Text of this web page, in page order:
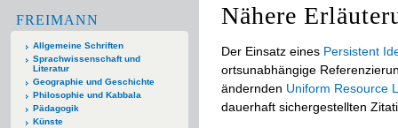
FREIMANN
Allgemeine Schriften
Sprachwissenschaft und
Literatur
Geographie und Geschichte
Philosophie und Kabbala
Pädagogik
Künste
Nähere
Der Einsatz eines Persistent
ortsunabhängige
ändernden Uniform Resource
dauerhaft sichergestellten